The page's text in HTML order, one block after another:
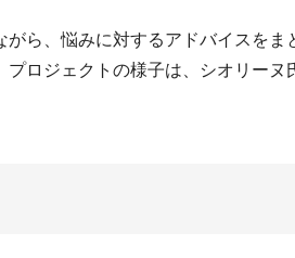
ら、悩みに対するアドバイスをま
ロジェクトの様子は、シオリーヌ